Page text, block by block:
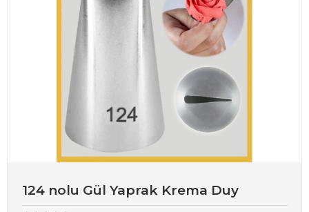
124 nolu Gül Yaprak Krema Duy